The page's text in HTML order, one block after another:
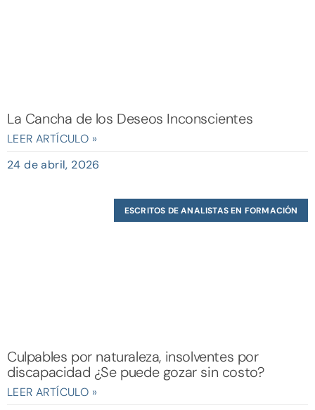
La Cancha de los Deseos Inconscientes
LEER ARTÍCULO »
24 de abril, 2026
ESCRITOS DE ANALISTAS EN FORMACIÓN
Culpables por naturaleza, insolventes por
discapacidad ¿Se puede gozar sin costo?
LEER ARTÍCULO »